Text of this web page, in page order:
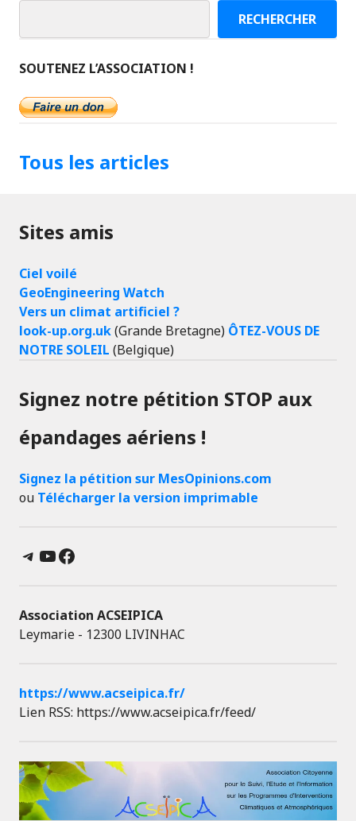
RECHERCHER
SOUTENEZ L’ASSOCIATION !
Tous les articles
Sites amis
Ciel voilé
GeoEngineering Watch
Vers un climat artificiel ?
look-up.org.uk(Grande Bretagne) ÔTEZ-VOUS DE
NOTRE SOLEIL (Belgique)
Signez notre pétition STOP aux
épandages aériens !
Signez la pétition sur MesOpinions.com
ou Télécharger la version imprimable
Telegram
YouTube
Facebook
Association ACSEIPICA
Leymarie - 12300 LIVINHAC
https://www.acseipica.fr/
Lien RSS: https://www.acseipica.fr/feed/